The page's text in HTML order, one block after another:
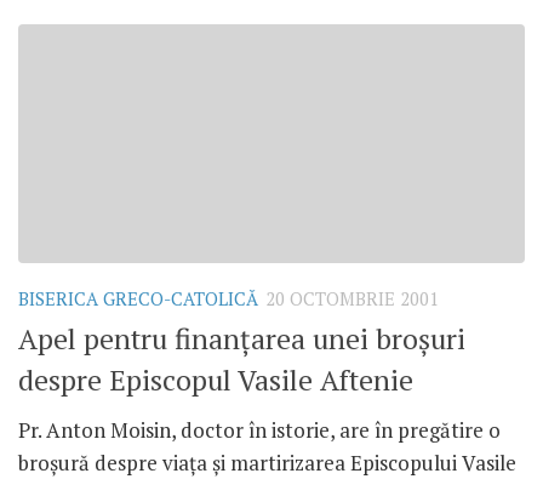
BISERICA GRECO-CATOLICĂ 20 OCTOMBRIE 2001
Apel pentru finanţarea unei broşuri
despre Episcopul Vasile Aftenie
Pr. Anton Moisin, doctor în istorie, are în pregătire o
broşură despre viaţa şi martirizarea Episcopului Vasile